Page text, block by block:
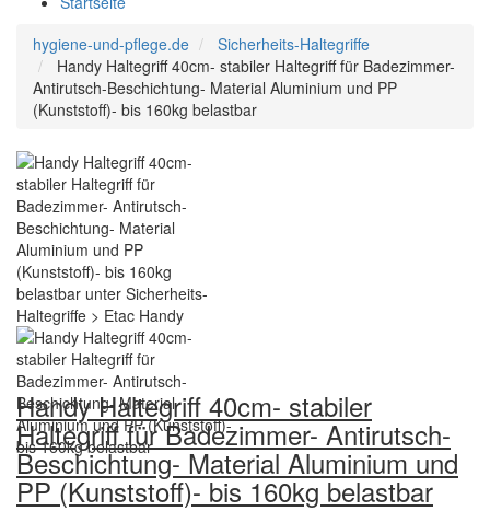
hygiene-und-pflege.de
Sicherheits-Haltegriffe
Handy Haltegriff 40cm- stabiler Haltegriff für Badezimmer-
Antirutsch-Beschichtung- Material Aluminium und PP
(Kunststoff)- bis 160kg belastbar
Handy Haltegriff 40cm- stabiler
Haltegriff für Badezimmer- Antirutsch-
Beschichtung- Material Aluminium und
PP (Kunststoff)- bis 160kg belastbar